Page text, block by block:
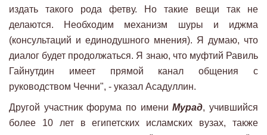
издать такого рода фетву. Но такие вещи так не
делаются. Необходим механизм шуры и иджма
(консультаций и единодушного мнения). Я думаю, что
диалог будет продолжаться. Я знаю, что муфтий Равиль
Гайнутдин имеет прямой канал общения с
руководством Чечни", - указал Асадуллин.
Другой участник форума по имениМурад, учившийся
более 10 лет в египетских исламских вузах, также